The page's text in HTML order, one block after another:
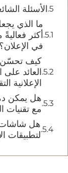
الأسئلة
في الإعلان؟
العائد على
الإعلانية
مع تقنيات
لتطبيقات